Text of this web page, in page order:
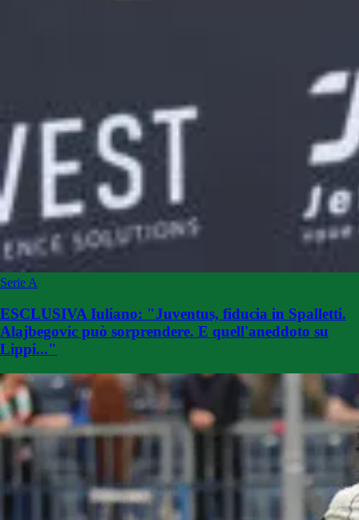
Serie A
ESCLUSIVA Iuliano: "Juventus, fiducia in Spalletti.
Alajbegovic può sorprendere. E quell'aneddoto su
Lippi..."